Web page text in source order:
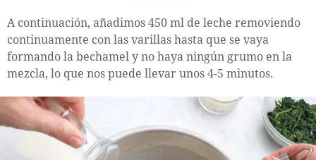
A continuación, añadimos 450 ml de leche removiendo
continuamente con las varillas hasta que se vaya
formando la bechamel y no haya ningún grumo en la
mezcla, lo que nos puede llevar unos 4-5 minutos.